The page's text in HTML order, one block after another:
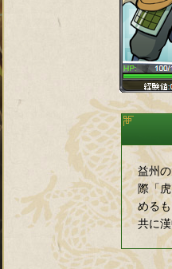
益州
際「
める
共に